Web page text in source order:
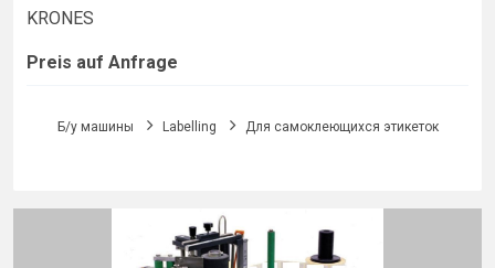
KRONES
Preis auf Anfrage
Б/у машины Labelling Для самоклеющихся этикеток